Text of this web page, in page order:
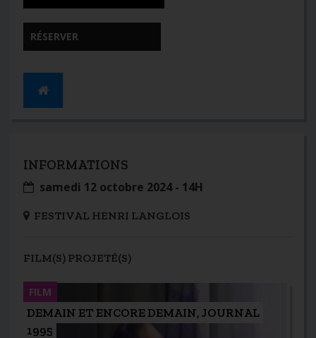
RÉSERVER
INFORMATIONS
samedi 12 octobre 2024 - 14H
FESTIVAL HENRI LANGLOIS
FILM(S) PROJETÉ(S)
DEMAIN ET ENCORE DEMAIN, JOURNAL
1995
FILM